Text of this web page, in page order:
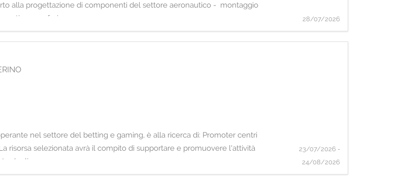
alla progettazione di componenti del settore aeronautico - montaggio
- preferi
28/07/2026
nel settore del betting e gaming, è alla ricerca di: Promoter centri
risorsa selezionata avrà il compito di supportare e promuovere l'attività
degli o
23/07/2026 -
24/08/2026